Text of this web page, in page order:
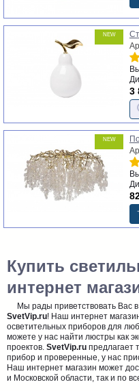
NEW
3
NEW
Купить
интернет
Мы рады приветствовать Вас в
SvetVip.ru! Наш интернет
осветительных приборов для
можете у нас найти люстры как
проектов. SvetVip.ru предлагает
прибор и проверенные, у нас
Наш интернет магазин может
и Московской области, так и по